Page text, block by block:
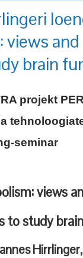
and
brain
projekt
seminar
views
to study
Hirrlinger,